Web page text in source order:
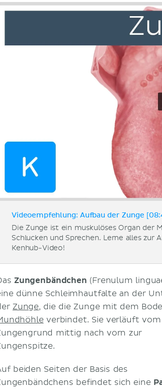
Videoempfehlung: Aufbau der Zunge
Die Zunge ist ein muskulöses Organ der
Schlucken und Sprechen. Lerne alles
Kenhub-Video!
Zungenbändchen (Frenulum
dünne Schleimhautfalte an der
Zunge, die die Zunge mit dem
verbindet. Sie verläuft vom
mittig nach vorn zur
beiden Seiten der Basis des
befindet sich eine